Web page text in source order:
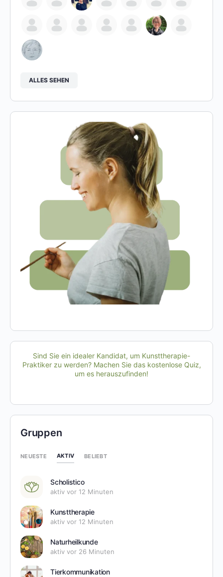
ALLES SEHEN
Sind Sie ein idealer Kandidat, um Kunsttherapie-
Praktiker zu werden? Machen Sie das kostenlose Quiz,
um es herauszufinden!
Gruppen
NEUESTE AKTIV BELIEBT
Scholistico
aktiv vor 12 Minuten
Kunsttherapie
aktiv vor 12 Minuten
Naturheilkunde
aktiv vor 26 Minuten
Tierkommunikation